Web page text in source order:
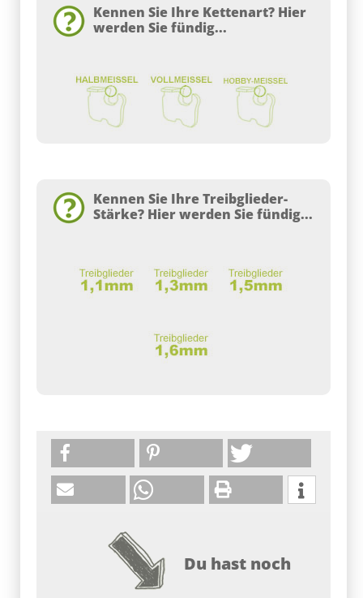
Kennen Sie Ihre Kettenart? Hier
werden Sie fündig...
Kennen Sie Ihre Treibglieder-
Stärke? Hier werden Sie fündig...
Du hast noch